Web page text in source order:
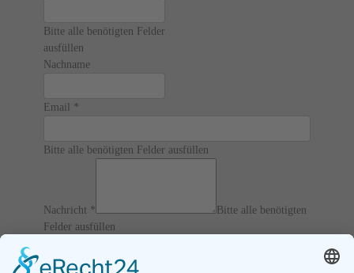
Bitte alle benötigten Felder
ausfüllen
Nachname
Email *
Bitte alle benötigten Felder ausfüllen
Nachricht *
Bitte alle benötigten
Felder ausfüllen